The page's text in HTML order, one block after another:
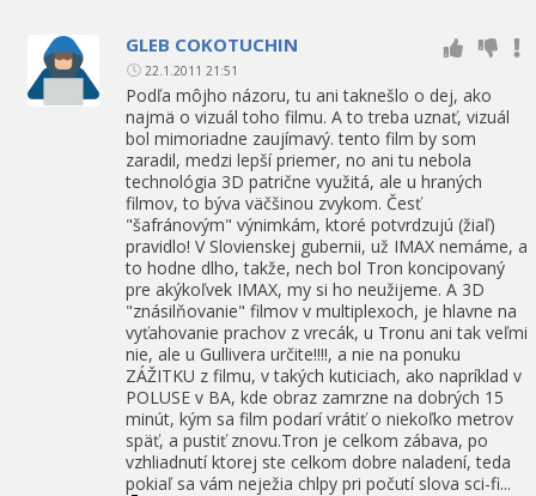
GLEB COKOTUCHIN
22.1.2011 21:51
Podľa môjho názoru, tu ani taknešlo o dej, ako
najmä o vizuál toho filmu. A to treba uznať, vizuál
bol mimoriadne zaujímavý. tento film by som
zaradil, medzi lepší priemer, no ani tu nebola
technológia 3D patrične využitá, ale u hraných
filmov, to býva väčšinou zvykom. Česť
"šafránovým" výnimkám, ktoré potvrdzujú (žiaľ)
pravidlo! V Slovienskej gubernii, už IMAX nemáme, a
to hodne dlho, takže, nech bol Tron koncipovaný
pre akýkoľvek IMAX, my si ho neužijeme. A 3D
"znásilňovanie" filmov v multiplexoch, je hlavne na
vyťahovanie prachov z vrecák, u Tronu ani tak veľmi
nie, ale u Gullivera určite!!!!, a nie na ponuku
ZÁŽITKU z filmu, v takých kuticiach, ako napríklad v
POLUSE v BA, kde obraz zamrzne na dobrých 15
minút, kým sa film podarí vrátiť o niekoľko metrov
späť, a pustiť znovu.Tron je celkom zábava, po
vzhliadnutí ktorej ste celkom dobre naladení, teda
pokiaľ sa vám neježia chlpy pri počutí slova sci-fi...